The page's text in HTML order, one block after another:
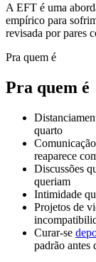
A EFT é uma
empírico para
revisada por pares
Pra quem é
Pra quem é
quarto
reaparece
Discussões
queriam
Intimidade
Projetos de
Curar-se
padrão antes